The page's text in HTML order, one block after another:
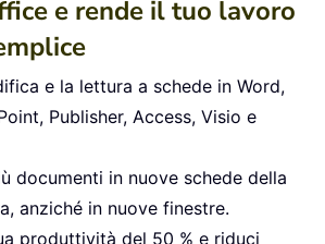
e rende il tuo lavoro
e la lettura a schede in Word,
Publisher, Access, Visio e
documenti in nuove schede della
anziché in nuove finestre.
produttività del 50 % e riduci